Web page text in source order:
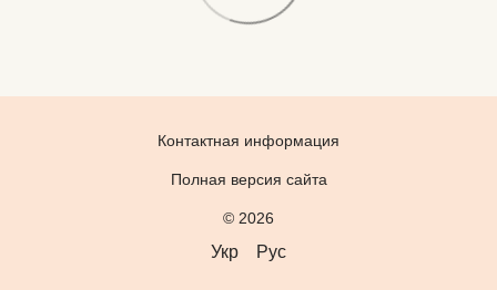
Контактная информация
Полная версия сайта
© 2026
Укр Рус